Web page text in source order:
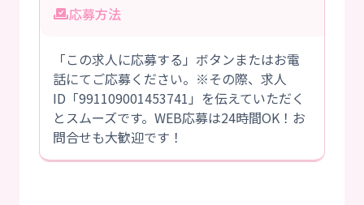
応募方法
「この求人に応募する」ボタンまたはお電
話にてご応募ください。※その際、求人
ID「991109001453741」を伝えていただく
とスムーズです。WEB応募は24時間OK！お
問合せも大歓迎です！